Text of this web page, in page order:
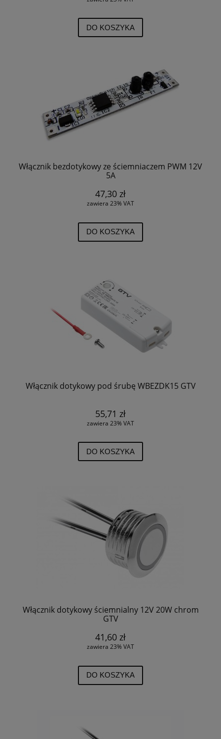
DO KOSZYKA
Włącznik bezdotykowy ze ściemniaczem PWM 12V
5A
47,30 zł
zawiera 23% VAT
DO KOSZYKA
Włącznik dotykowy pod śrubę WBEZDK15 GTV
55,71 zł
zawiera 23% VAT
DO KOSZYKA
Włącznik dotykowy ściemnialny 12V 20W chrom
GTV
41,60 zł
zawiera 23% VAT
DO KOSZYKA